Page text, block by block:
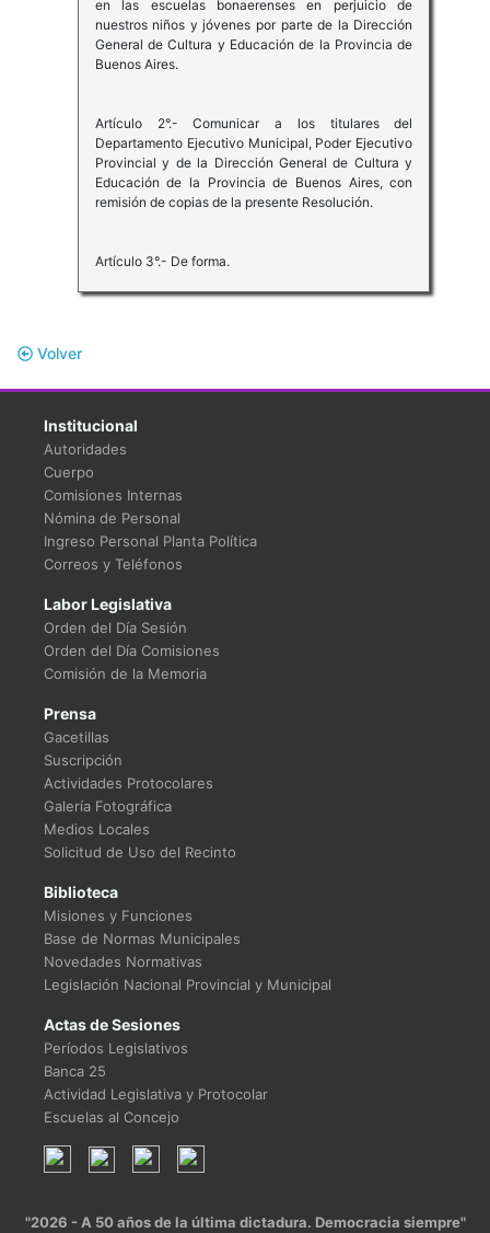
en las escuelas bonaerenses en perjuicio de
nuestros niños y jóvenes por parte de la Dirección
General de Cultura y Educación de la Provincia de
Buenos Aires.
Artículo 2°.- Comunicar a los titulares del
Departamento Ejecutivo Municipal, Poder Ejecutivo
Provincial y de la Dirección General de Cultura y
Educación de la Provincia de Buenos Aires, con
remisión de copias de la presente Resolución.
Artículo 3°.- De forma.
Volver
Institucional
Autoridades
Cuerpo
Comisiones Internas
Nómina de Personal
Ingreso Personal Planta Política
Correos y Teléfonos
Labor Legislativa
Orden del Día Sesión
Orden del Día Comisiones
Comisión de la Memoria
Prensa
Gacetillas
Suscripción
Actividades Protocolares
Galería Fotográfica
Medios Locales
Solicitud de Uso del Recinto
Biblioteca
Misiones y Funciones
Base de Normas Municipales
Novedades Normativas
Legislación Nacional Provincial y Municipal
Actas de Sesiones
Períodos Legislativos
Banca 25
Actividad Legislativa y Protocolar
Escuelas al Concejo
"2026 - A 50 años de la última dictadura. Democracia siempre"